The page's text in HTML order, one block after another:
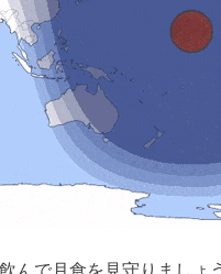
んで月食を見守りましょ